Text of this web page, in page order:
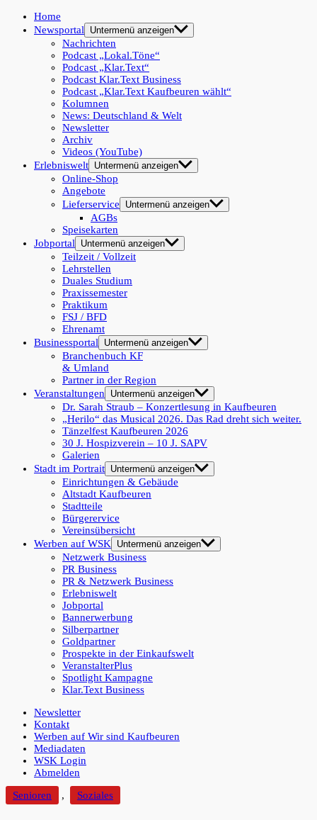
Home
Newsportal
Untermenü anzeigen
Nachrichten
Podcast „Lokal.Töne“
Podcast „Klar.Text“
Podcast Klar.Text Business
Podcast „Klar.Text Kaufbeuren wählt“
Kolumnen
News: Deutschland & Welt
Newsletter
Archiv
Videos (YouTube)
Erlebniswelt Untermenü anzeigen
Online-Shop
Angebote
Lieferservice
Untermenü anzeigen
AGBs
Speisekarten
Jobportal
Untermenü anzeigen
Teilzeit / Vollzeit
Lehrstellen
Duales Studium
Praxissemester
Praktikum
FSJ / BFD
Ehrenamt
Businessportal
Untermenü anzeigen
Branchenbuch KF
& Umland
Partner in der Region
Veranstaltungen
Untermenü anzeigen
Dr. Sarah Straub – Konzertlesung in Kaufbeuren
„Herilo“ das Musical 2026. Das Rad dreht sich weiter.
Tänzelfest Kaufbeuren 2026
30 J. Hospizverein – 10 J. SAPV
Galerien
Stadt im Portrait Untermenü anzeigen
Einrichtungen & Gebäude
Altstadt Kaufbeuren
Stadtteile
Bürgerervice
Vereinsübersicht
Werben auf WSK
Untermenü anzeigen
Netzwerk Business
PR Business
PR & Netzwerk Business
Erlebniswelt
Jobportal
Bannerwerbung
Silberpartner
Goldpartner
Prospekte in der Einkaufswelt
VeranstalterPlus
Spotlight Kampagne
Klar.Text Business
Newsletter
Kontakt
Werben auf Wir sind Kaufbeuren
Mediadaten
WSK Login
Abmelden
Senioren
, Soziales